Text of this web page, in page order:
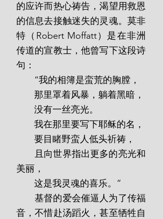
的应许而热心祷告，渴望用救恩
的信息去接触迷失的灵魂。莫非
特（Robert Moffatt）是在非洲
传道的宣教士，他曾写下这段诗
句：
       “我的相簿是蛮荒的胸膛，
       那里罩着风暴，躺着黑暗，
       没有一丝亮光。
       我在那里要写下耶稣的名，
       要目睹野蛮人低头祈祷，
美丽，
       这是我灵魂的喜乐。”
       基督的爱会催逼人为了传福
音，不惜赴汤蹈火，甚至牺牲自